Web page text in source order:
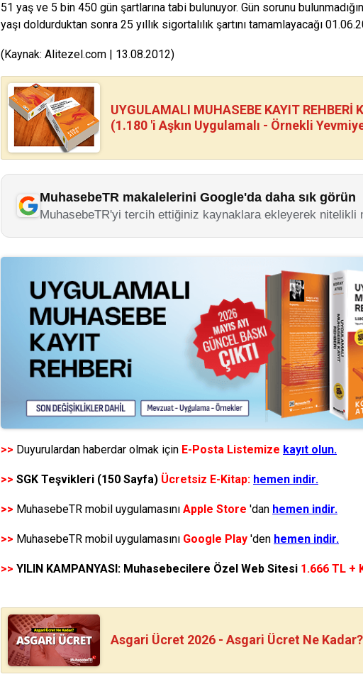
51 yaş ve 5 bin 450 gün şartlarına tabi bulunuyor. Gün sorunu
yaşı doldurduktan sonra 25 yıllık sigortalılık şartını tamamlayacağı
(Kaynak: Alitezel.com | 13.08.2012)
UYGULAMALI MUHASEBE KAYIT REHBERİ
(1.180 'i Aşkın Uygulamalı - Örnekli
MuhasebeTR makalelerini Google'da daha sık görün
MuhasebeTR'yi tercih ettiğiniz kaynaklara ekleyerek nitelikli
>> Duyurulardan haberdar olmak için E-Posta Listemize kayıt olun.
>> SGK Teşvikleri (150 Sayfa) Ücretsiz E-Kitap: hemen indir.
>> MuhasebeTR mobil uygulamasını Apple Store 'dan hemen indir.
>> MuhasebeTR mobil uygulamasını Google Play 'den hemen indir.
>> YILIN KAMPANYASI: Muhasebecilere Özel Web Sitesi 1.666 TL +
Asgari Ücret 2026 - Asgari Ücret Ne Kadar?